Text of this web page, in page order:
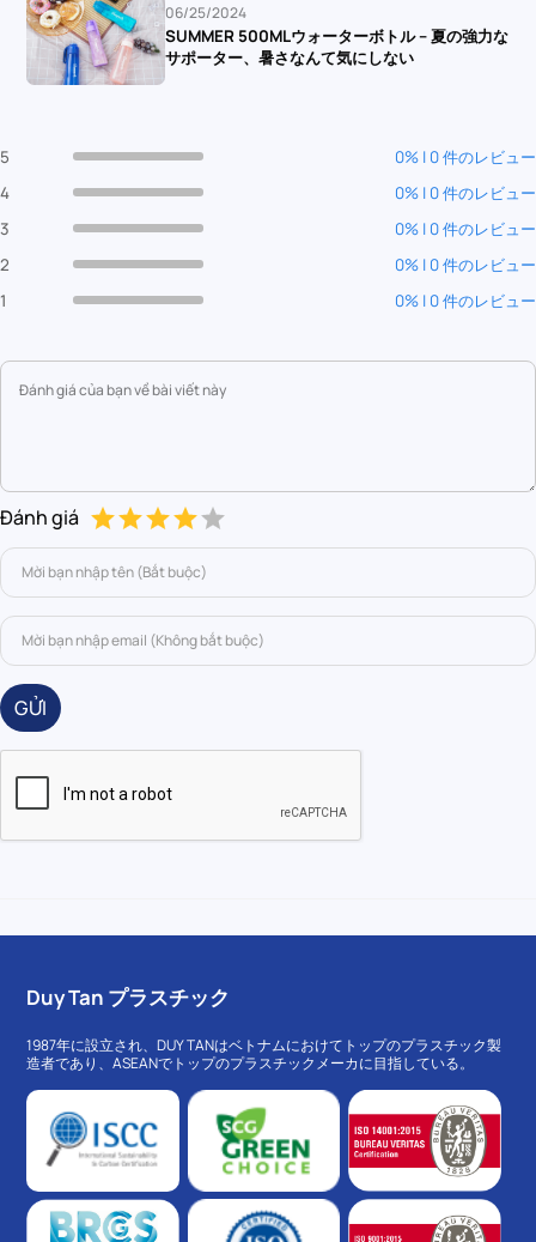
06/25/2024
SUMMER 500MLウォーターボトル – 夏の強力な
サポーター、暑さなんて気にしない
5
0% | 0 件のレビュー
4
0% | 0 件のレビュー
3
0% | 0 件のレビュー
2
0% | 0 件のレビュー
1
0% | 0 件のレビュー
Đánh giá
GỬI
Duy Tan プラスチック
1987年に設立され、DUY TANはベトナムにおけてトップのプラスチック製
造者であり、ASEANでトップのプラスチックメーカに目指している。